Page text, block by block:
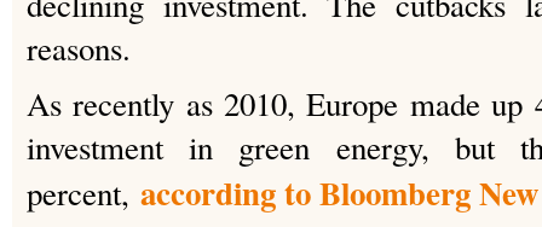
reasons.
As recently as 2010, Europe made up
investment in green energy, but
percent, according to Bloomberg